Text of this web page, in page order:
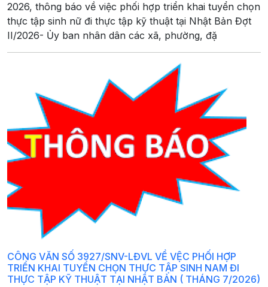
2026, thông báo về việc phối hợp triển khai tuyển chọn
thực tập sinh nữ đi thực tập kỹ thuật tại Nhật Bản Đợt
II/2026- Ủy ban nhân dân các xã, phường, đặ
CÔNG VĂN SỐ 3927/SNV-LĐVL VỀ VỆC PHỐI HỢP
TRIỂN KHAI TUYỂN CHỌN THỰC TẬP SINH NAM ĐI
THỰC TẬP KỸ THUẬT TẠI NHẬT BẢN ( THÁNG 7/2026)